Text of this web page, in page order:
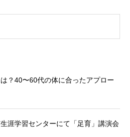
？40〜60代の体に合ったアプロー
涯学習センターにて「足育」講演会